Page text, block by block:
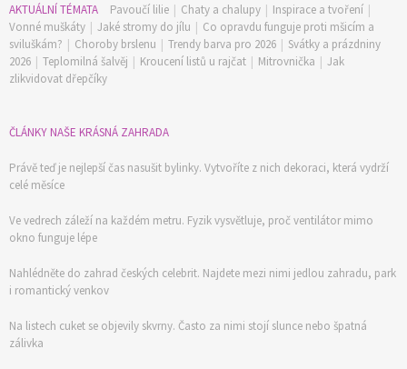
AKTUÁLNÍ TÉMATA Pavoučí lilie | Chaty a chalupy | Inspirace a tvoření |
Vonné muškáty | Jaké stromy do jílu | Co opravdu funguje proti mšicím a
sviluškám? | Choroby brslenu | Trendy barva pro 2026 | Svátky a prázdniny
2026 | Teplomilná šalvěj | Kroucení listů u rajčat | Mitrovnička | Jak
zlikvidovat dřepčíky
ČLÁNKY NAŠE KRÁSNÁ ZAHRADA
Právě teď je nejlepší čas nasušit bylinky. Vytvoříte z nich dekoraci, která vydrží
celé měsíce
Ve vedrech záleží na každém metru. Fyzik vysvětluje, proč ventilátor mimo
okno funguje lépe
Nahlédněte do zahrad českých celebrit. Najdete mezi nimi jedlou zahradu, park
i romantický venkov
Na listech cuket se objevily skvrny. Často za nimi stojí slunce nebo špatná
zálivka